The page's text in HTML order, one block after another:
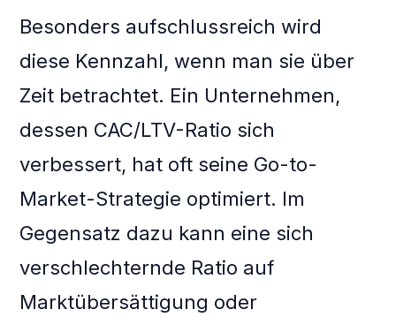
Besonders aufschlussreich wird
diese Kennzahl, wenn man sie über
Zeit betrachtet. Ein Unternehmen,
dessen CAC/LTV-Ratio sich
verbessert, hat oft seine Go-to-
Market-Strategie optimiert. Im
Gegensatz dazu kann eine sich
verschlechternde Ratio auf
Marktübersättigung oder